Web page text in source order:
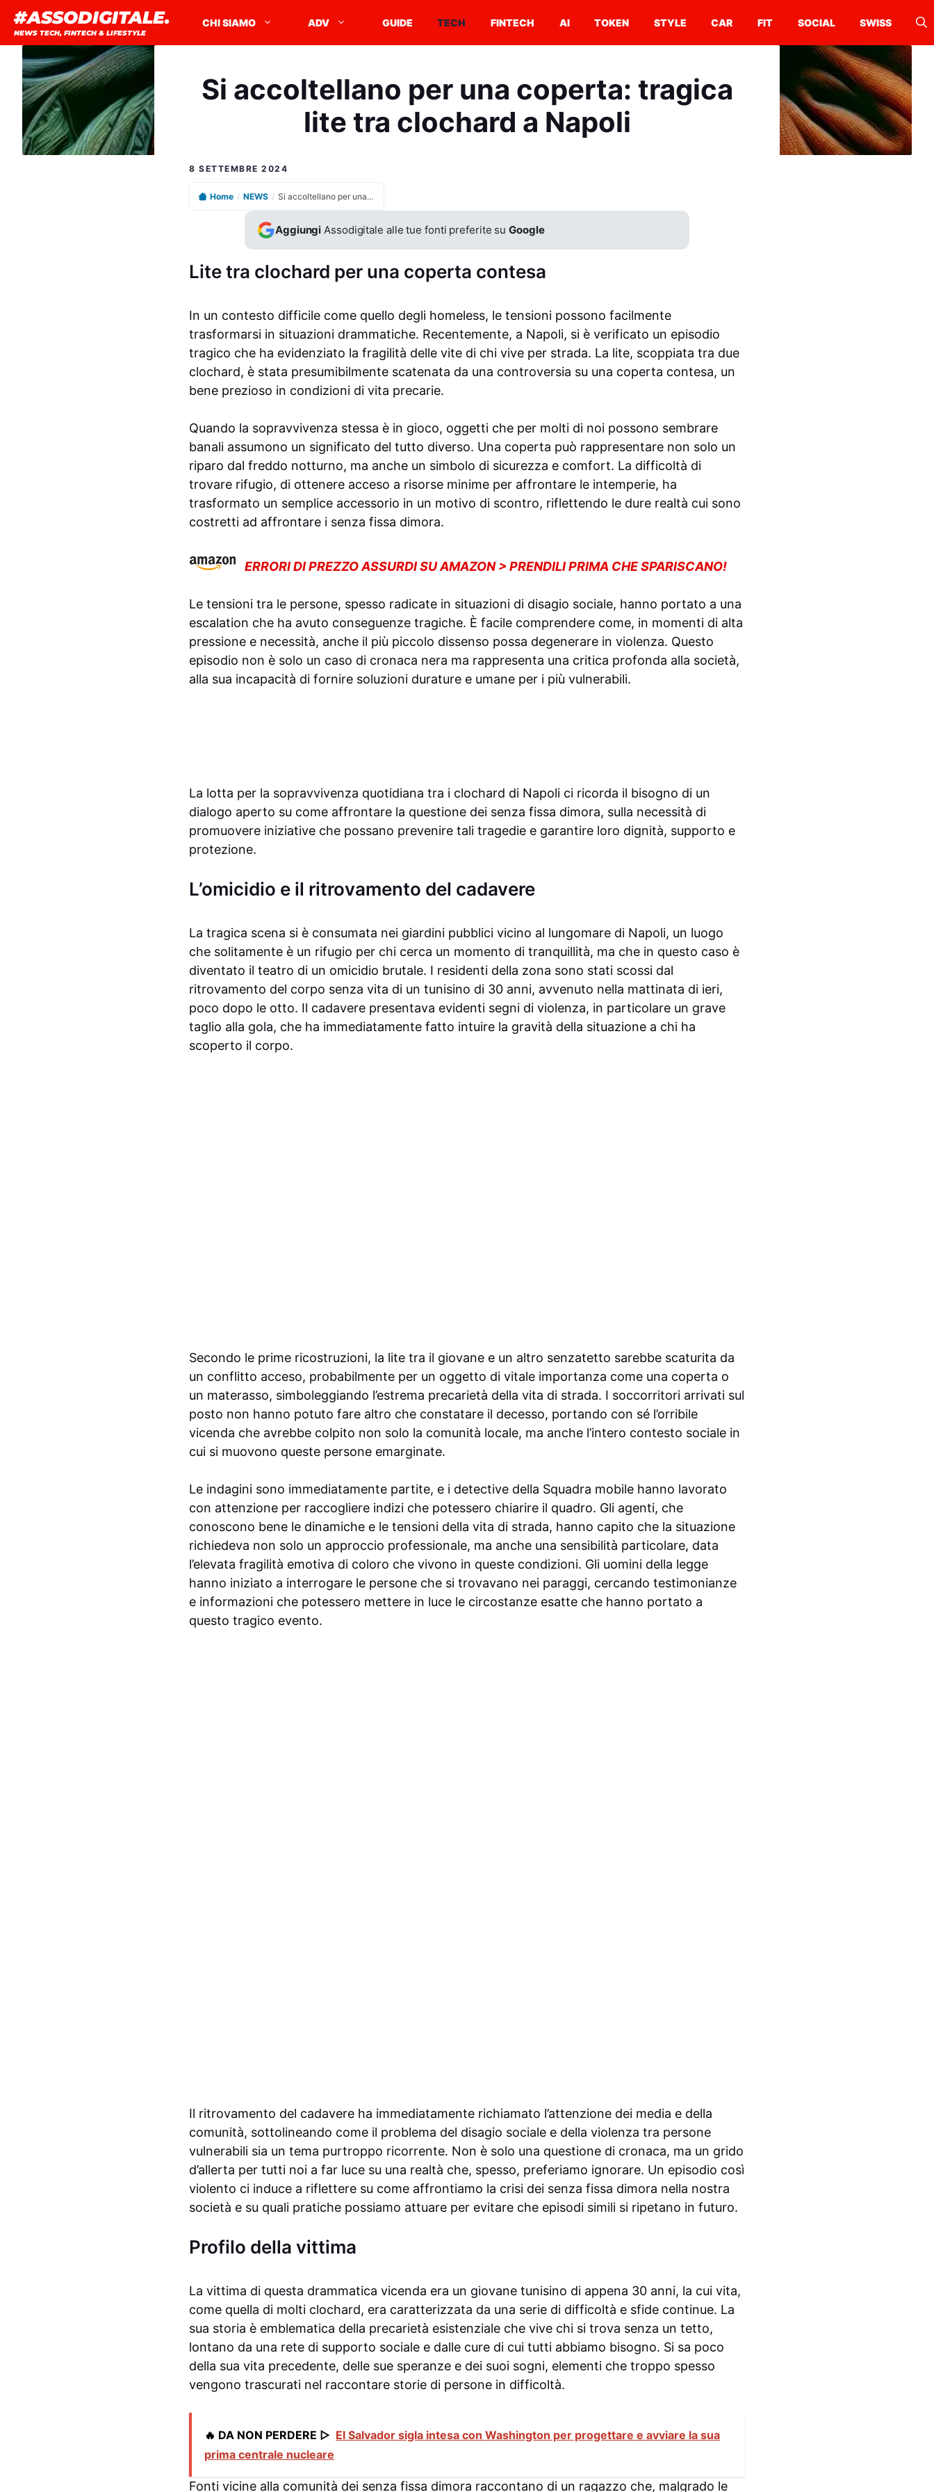
contenuto
#ASSODIGITALE.
NEWS TECH, FINTECH & LIFESTYLE
CHI SIAMO ADV GUIDE TECH FINTECH AI TOKEN STYLE CAR FIT SOCIAL SWISS
Si accoltellano per una coperta: tragica
lite tra clochard a Napoli
8 SETTEMBRE 2024
Home / NEWS / Si accoltellano per una coperta: tragica lite tra clochard a Napoli
Aggiungi Assodigitale alle tue fonti preferite suGoogle
Lite tra clochard per una coperta contesa
In un contesto difficile come quello degli homeless, le tensioni possono facilmente
trasformarsi in situazioni drammatiche. Recentemente, a Napoli, si è verificato un episodio
tragico che ha evidenziato la fragilità delle vite di chi vive per strada. La lite, scoppiata tra due
clochard, è stata presumibilmente scatenata da una controversia su una coperta contesa, un
bene prezioso in condizioni di vita precarie.
Quando la sopravvivenza stessa è in gioco, oggetti che per molti di noi possono sembrare
banali assumono un significato del tutto diverso. Una coperta può rappresentare non solo un
riparo dal freddo notturno, ma anche un simbolo di sicurezza e comfort. La difficoltà di
trovare rifugio, di ottenere acceso a risorse minime per affrontare le intemperie, ha
trasformato un semplice accessorio in un motivo di scontro, riflettendo le dure realtà cui sono
costretti ad affrontare i senza fissa dimora.
ERRORI DI PREZZO ASSURDI SU AMAZON > PRENDILI PRIMA CHE SPARISCANO!
Le tensioni tra le persone, spesso radicate in situazioni di disagio sociale, hanno portato a una
escalation che ha avuto conseguenze tragiche. È facile comprendere come, in momenti di alta
pressione e necessità, anche il più piccolo dissenso possa degenerare in violenza. Questo
episodio non è solo un caso di cronaca nera ma rappresenta una critica profonda alla società,
alla sua incapacità di fornire soluzioni durature e umane per i più vulnerabili.
La lotta per la sopravvivenza quotidiana tra i clochard di Napoli ci ricorda il bisogno di un
dialogo aperto su come affrontare la questione dei senza fissa dimora, sulla necessità di
promuovere iniziative che possano prevenire tali tragedie e garantire loro dignità, supporto e
protezione.
L’omicidio e il ritrovamento del cadavere
La tragica scena si è consumata nei giardini pubblici vicino al lungomare di Napoli, un luogo
che solitamente è un rifugio per chi cerca un momento di tranquillità, ma che in questo caso è
diventato il teatro di un omicidio brutale. I residenti della zona sono stati scossi dal
ritrovamento del corpo senza vita di un tunisino di 30 anni, avvenuto nella mattinata di ieri,
poco dopo le otto. Il cadavere presentava evidenti segni di violenza, in particolare un grave
taglio alla gola, che ha immediatamente fatto intuire la gravità della situazione a chi ha
scoperto il corpo.
Secondo le prime ricostruzioni, la lite tra il giovane e un altro senzatetto sarebbe scaturita da
un conflitto acceso, probabilmente per un oggetto di vitale importanza come una coperta o
un materasso, simboleggiando l’estrema precarietà della vita di strada. I soccorritori arrivati sul
posto non hanno potuto fare altro che constatare il decesso, portando con sé l’orribile
vicenda che avrebbe colpito non solo la comunità locale, ma anche l’intero contesto sociale in
cui si muovono queste persone emarginate.
Le indagini sono immediatamente partite, e i detective della Squadra mobile hanno lavorato
con attenzione per raccogliere indizi che potessero chiarire il quadro. Gli agenti, che
conoscono bene le dinamiche e le tensioni della vita di strada, hanno capito che la situazione
richiedeva non solo un approccio professionale, ma anche una sensibilità particolare, data
l’elevata fragilità emotiva di coloro che vivono in queste condizioni. Gli uomini della legge
hanno iniziato a interrogare le persone che si trovavano nei paraggi, cercando testimonianze
e informazioni che potessero mettere in luce le circostanze esatte che hanno portato a
questo tragico evento.
Il ritrovamento del cadavere ha immediatamente richiamato l’attenzione dei media e della
comunità, sottolineando come il problema del disagio sociale e della violenza tra persone
vulnerabili sia un tema purtroppo ricorrente. Non è solo una questione di cronaca, ma un grido
d’allerta per tutti noi a far luce su una realtà che, spesso, preferiamo ignorare. Un episodio così
violento ci induce a riflettere su come affrontiamo la crisi dei senza fissa dimora nella nostra
società e su quali pratiche possiamo attuare per evitare che episodi simili si ripetano in futuro.
Profilo della vittima
La vittima di questa drammatica vicenda era un giovane tunisino di appena 30 anni, la cui vita,
come quella di molti clochard, era caratterizzata da una serie di difficoltà e sfide continue. La
sua storia è emblematica della precarietà esistenziale che vive chi si trova senza un tetto,
lontano da una rete di supporto sociale e dalle cure di cui tutti abbiamo bisogno. Si sa poco
della sua vita precedente, delle sue speranze e dei suoi sogni, elementi che troppo spesso
vengono trascurati nel raccontare storie di persone in difficoltà.
🔥 DA NON PERDERE ▷ El Salvador sigla intesa con Washington per progettare e avviare la sua
prima centrale nucleare
Fonti vicine alla comunità dei senza fissa dimora raccontano di un ragazzo che, malgrado le